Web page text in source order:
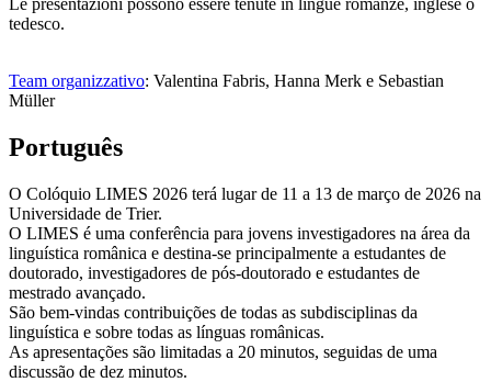
Le presentazioni possono essere tenute in lingue romanze, inglese o
tedesco.
Team organizzativo: Valentina Fabris, Hanna Merk e Sebastian
Müller
Português
O Colóquio LIMES 2026 terá lugar de 11 a 13 de março de 2026 na
Universidade de Trier.
O LIMES é uma conferência para jovens investigadores na área da
linguística românica e destina-se principalmente a estudantes de
doutorado, investigadores de pós-doutorado e estudantes de
mestrado avançado.
São bem-vindas contribuições de todas as subdisciplinas da
linguística e sobre todas as línguas românicas.
As apresentações são limitadas a 20 minutos, seguidas de uma
discussão de dez minutos.